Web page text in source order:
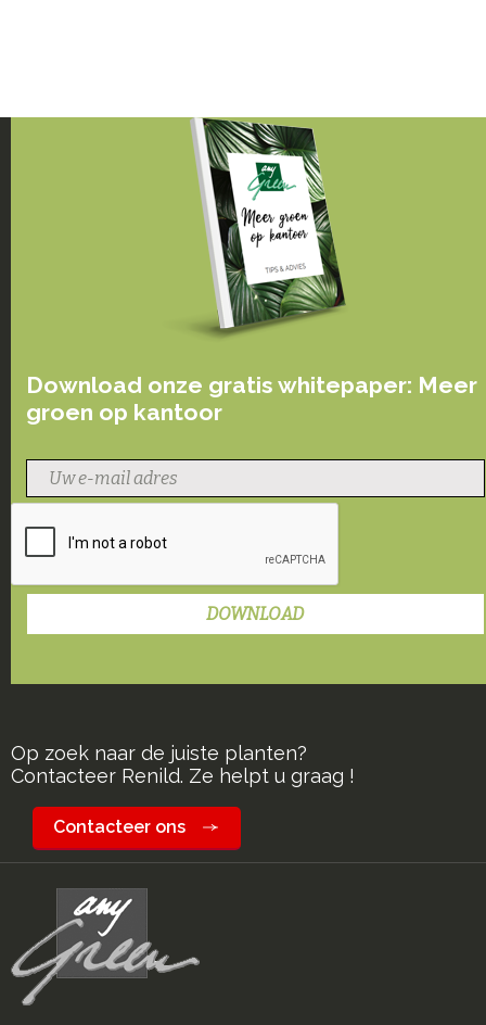
Download onze gratis whitepaper: Meer
groen op kantoor
Op zoek naar de juiste planten?
Contacteer Renild. Ze helpt u graag !
Contacteer ons